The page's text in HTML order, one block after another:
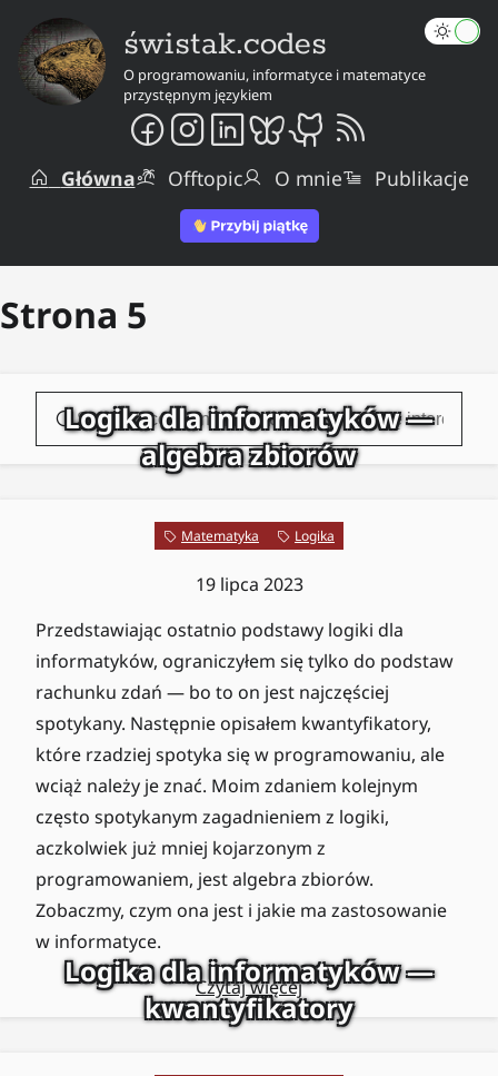
świstak.codes
O programowaniu, informatyce i matematyce
przystępnym językiem
Główna Offtopic O mnie Publikacje
Strona 5
Szukaj wpisów
Logika dla informatyków —
algebra zbiorów
Matematyka Logika
19 lipca 2023
Przedstawiając ostatnio podstawy logiki dla
informatyków, ograniczyłem się tylko do podstaw
rachunku zdań — bo to on jest najczęściej
spotykany. Następnie opisałem kwantyfikatory,
które rzadziej spotyka się w programowaniu, ale
wciąż należy je znać. Moim zdaniem kolejnym
często spotykanym zagadnieniem z logiki,
aczkolwiek już mniej kojarzonym z
programowaniem, jest algebra zbiorów.
Zobaczmy, czym ona jest i jakie ma zastosowanie
w informatyce.
Czytaj więcej
Logika dla informatyków —
kwantyfikatory